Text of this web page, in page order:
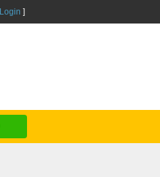
Login ]